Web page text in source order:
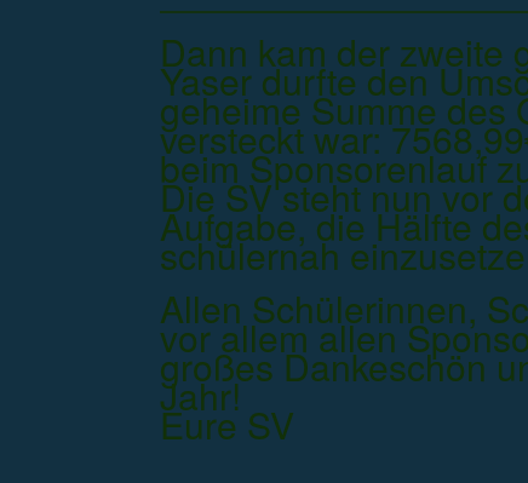
Dann kam der zweite
Yaser durfte den
geheime Summe des
versteckt war:
beim Sponsorenlauf
Die SV steht nun vor
Aufgabe, die Hälfte
schülernah
Allen Schülerinnen,
vor allem allen
großes Dankeschön
Jahr!
Eure SV